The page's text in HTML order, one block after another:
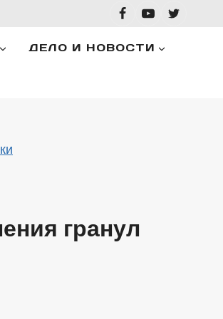
ДЕЛО И НОВОСТИ
гранул